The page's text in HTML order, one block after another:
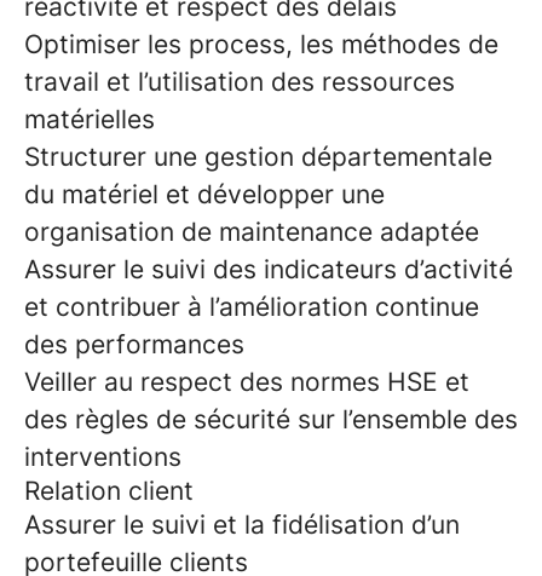
réactivité et respect des délais
Optimiser les process, les méthodes de
travail et l’utilisation des ressources
matérielles
Structurer une gestion départementale
du matériel et développer une
organisation de maintenance adaptée
Assurer le suivi des indicateurs d’activité
et contribuer à l’amélioration continue
des performances
Veiller au respect des normes HSE et
des règles de sécurité sur l’ensemble des
interventions
Relation client
Assurer le suivi et la fidélisation d’un
portefeuille clients